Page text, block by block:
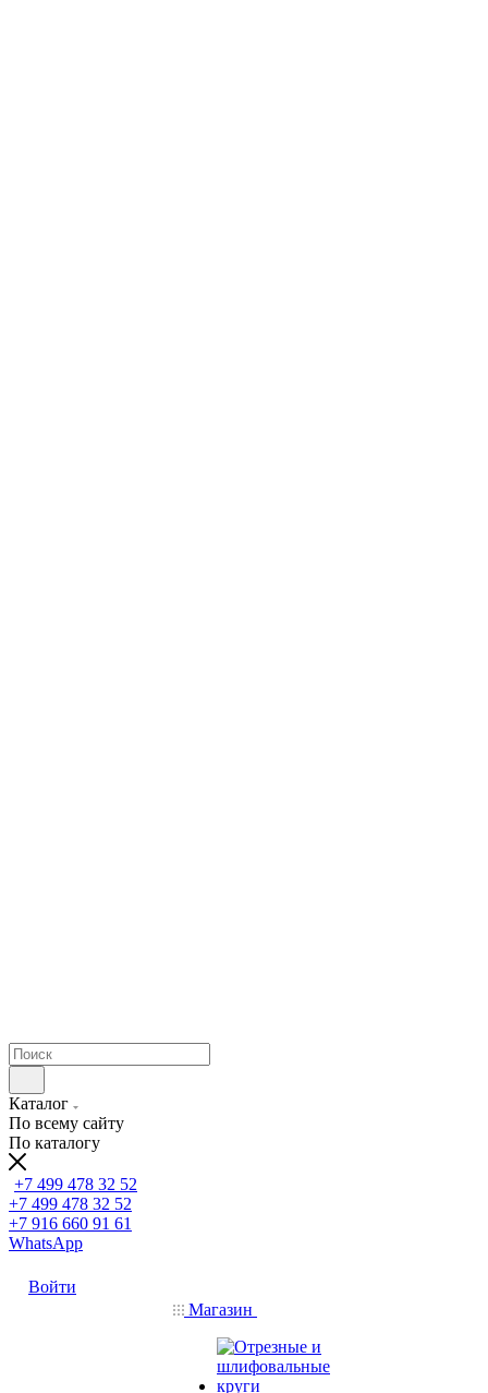
Каталог
По всему сайту
По каталогу
+7 499 478 32 52
+7 499 478 32 52
+7 916 660 91 61
WhatsApp
Войти
Магазин